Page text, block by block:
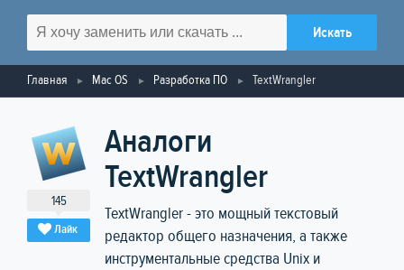
Главная Mac OS Разработка ПО TextWrangler
145
Лайк
Аналоги
TextWrangler
TextWrangler - это мощный текстовый
редактор общего назначения, а также
инструментальные средства Unix и